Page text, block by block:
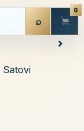
Satovi
0